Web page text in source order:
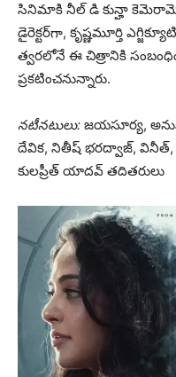
సినిమాకి నీల్ డి కున్హా
డైరెక్టర్‌గా, కృష్ణమూర్తి
త్వరలోనే ఈ చిత్రానికి
ప్రకటించనున్నారు.
నటీనటులు: జయసూర్య,
దేవిక, నితీష్ భరద్వాజ్, వినీత్,
కులప్రీత్ యాదవ్ తదితరులు